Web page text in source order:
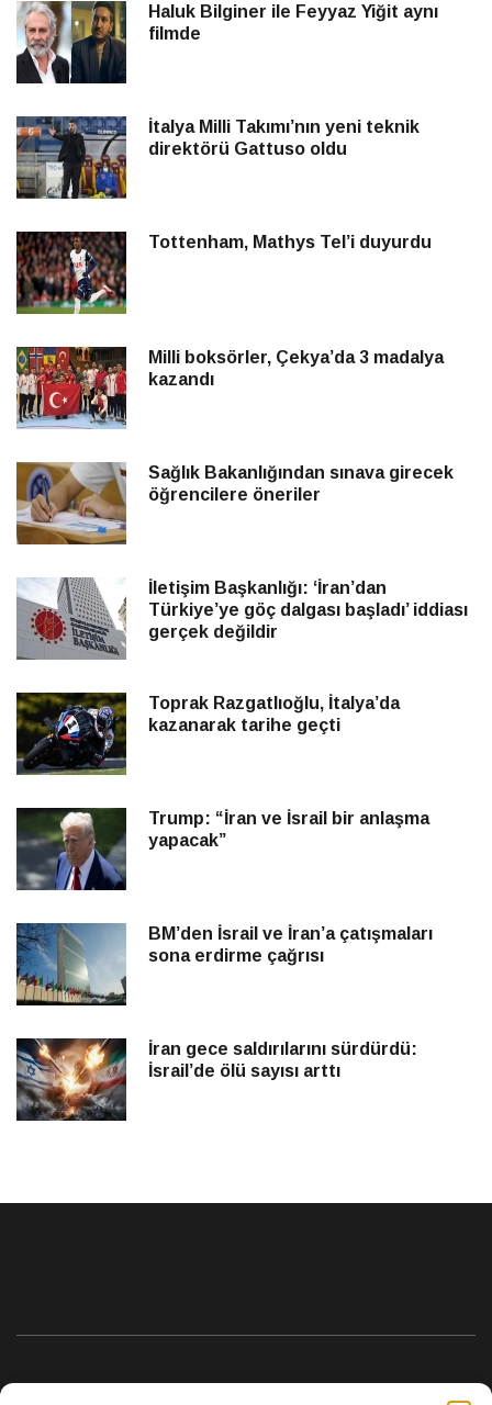
Haluk Bilginer ile Feyyaz Yiğit aynı
filmde
İtalya Milli Takımı’nın yeni teknik
direktörü Gattuso oldu
Tottenham, Mathys Tel’i duyurdu
Milli boksörler, Çekya’da 3 madalya
kazandı
Sağlık Bakanlığından sınava girecek
öğrencilere öneriler
İletişim Başkanlığı: ‘İran’dan
Türkiye’ye göç dalgası başladı’ iddiası
gerçek değildir
Toprak Razgatlıoğlu, İtalya’da
kazanarak tarihe geçti
Trump: “İran ve İsrail bir anlaşma
yapacak”
BM’den İsrail ve İran’a çatışmaları
sona erdirme çağrısı
İran gece saldırılarını sürdürdü:
İsrail’de ölü sayısı arttı